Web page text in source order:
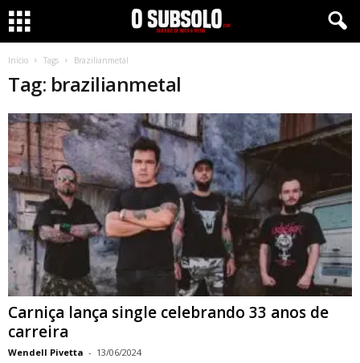
Início Tags Brazilianmetal
Tag: brazilianmetal
Carniça lança single celebrando 33 anos de
carreira
Wendell Pivetta - 13/06/2024